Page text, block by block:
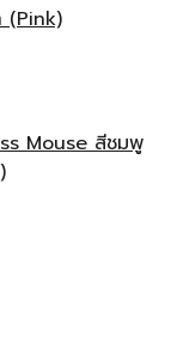
Mouse สีชมพู